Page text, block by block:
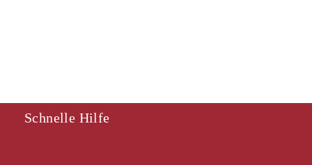
Schnelle Hilfe